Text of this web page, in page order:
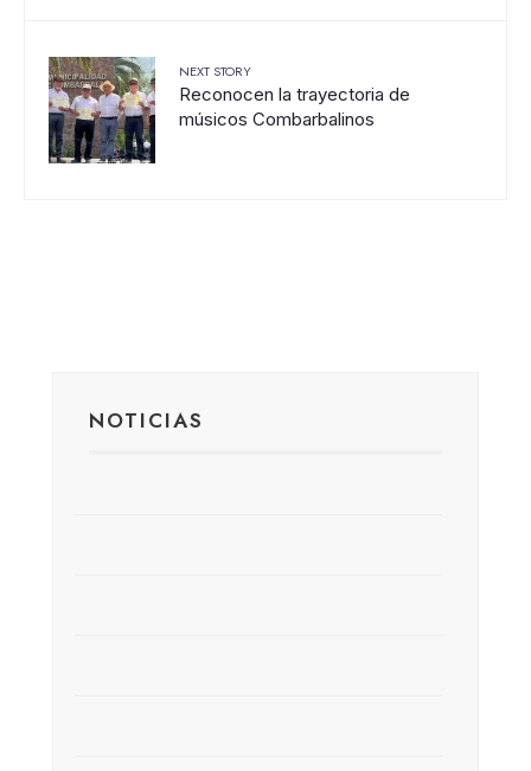
NEXT STORY
Reconocen la trayectoria de
músicos Combarbalinos
NOTICIAS